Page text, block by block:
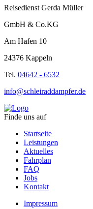
Reisedienst Gerda Müller
GmbH & Co.KG
Am Hafen 10
24376 Kappeln
Tel. 04642 - 6532
info@schleiraddampfer.de
Finde uns auf
Startseite
Leistungen
Aktuelles
Fahrplan
FAQ
Jobs
Kontakt
Impressum